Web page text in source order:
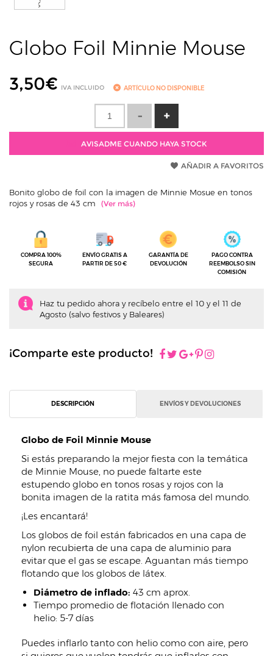
Globo Foil Minnie Mouse
3,50€ IVA INCLUIDO ARTÍCULO NO DISPONIBLE
AVISADME CUANDO HAYA STOCK
AÑADIR A FAVORITOS
Bonito globo de foil con la imagen de Minnie Mosue en tonos
rojos y rosas de 43 cm
COMPRA 100%
SEGURA
ENVÍO GRATIS A
PARTIR DE 50 €
GARANTÍA DE
DEVOLUCIÓN
PAGO CONTRA
REEMBOLSO SIN
COMISIÓN
Haz tu pedido ahora y recíbelo entre el 10 y el 11 de
Agosto (salvo festivos y Baleares)
¡Comparte este producto!
DESCRIPCIÓN ENVÍOS Y DEVOLUCIONES
Globo de Foil Minnie Mouse
Si estás preparando la mejor fiesta con la temática
de Minnie Mouse, no puede faltarte este
estupendo globo en tonos rosas y rojos con la
bonita imagen de la ratita más famosa del mundo.
¡Les encantará!
Los globos de foil están fabricados en una capa de
nylon recubierta de una capa de aluminio para
evitar que el gas se escape. Aguantan más tiempo
flotando que los globos de látex.
Diámetro de inflado: 43 cm aprox.
Tiempo promedio de flotación llenado con
helio: 5-7 días
Puedes inflarlo tanto con helio como con aire, pero